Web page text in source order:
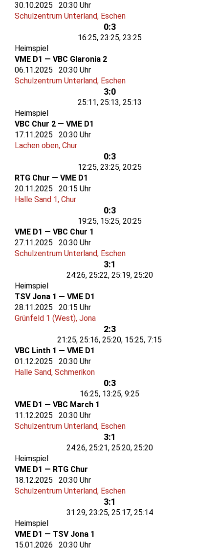
30.10.2025 20:30 Uhr
Schulzentrum Unterland, Eschen
0:3
16:25, 23:25, 23:25
Heimspiel
VME D1 — VBC Glaronia 2
06.11.2025 20:30 Uhr
Schulzentrum Unterland, Eschen
3:0
25:11, 25:13, 25:13
Heimspiel
VBC Chur 2 — VME D1
17.11.2025 20:30 Uhr
Lachen oben, Chur
0:3
12:25, 23:25, 20:25
RTG Chur — VME D1
20.11.2025 20:15 Uhr
Halle Sand 1, Chur
0:3
19:25, 15:25, 20:25
VME D1 — VBC Chur 1
27.11.2025 20:30 Uhr
Schulzentrum Unterland, Eschen
3:1
24:26, 25:22, 25:19, 25:20
Heimspiel
TSV Jona 1 — VME D1
28.11.2025 20:15 Uhr
Grünfeld 1 (West), Jona
2:3
21:25, 25:16, 25:20, 15:25, 7:15
VBC Linth 1 — VME D1
01.12.2025 20:30 Uhr
Halle Sand, Schmerikon
0:3
16:25, 13:25, 9:25
VME D1 — VBC March 1
11.12.2025 20:30 Uhr
Schulzentrum Unterland, Eschen
3:1
24:26, 25:21, 25:20, 25:20
Heimspiel
VME D1 — RTG Chur
18.12.2025 20:30 Uhr
Schulzentrum Unterland, Eschen
3:1
31:29, 23:25, 25:17, 25:14
Heimspiel
VME D1 — TSV Jona 1
15.01.2026 20:30 Uhr